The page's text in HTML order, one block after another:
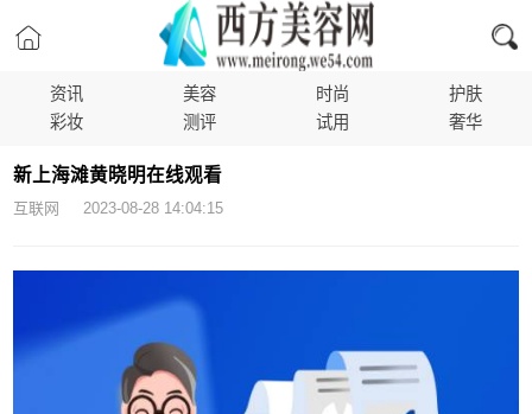
资讯 美容 时尚
护肤
彩妆
测评 试用 奢华
新上海滩黄晓明在线观看
互联网 2023-08-28 14:04:15